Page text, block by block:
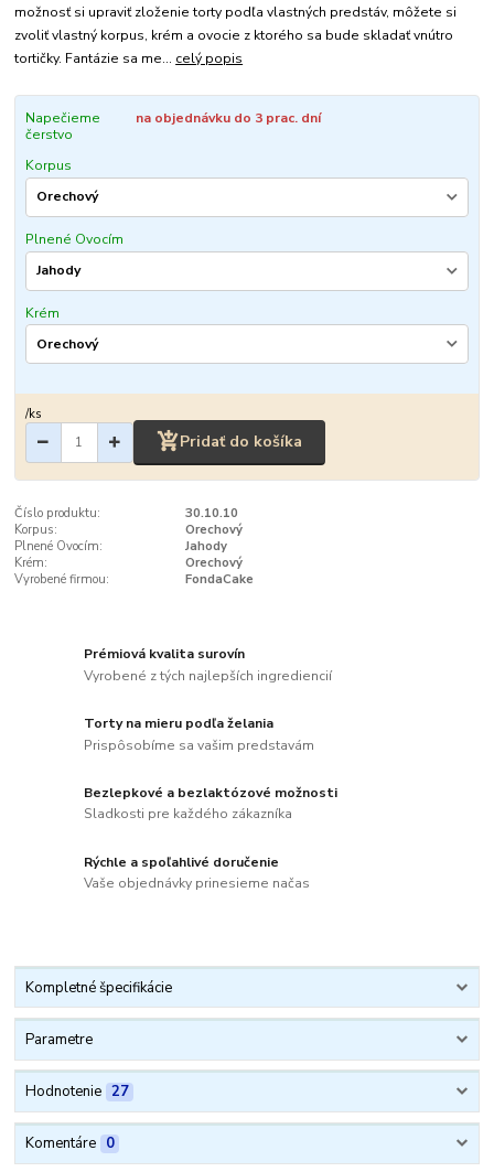
možnosť si upraviť zloženie torty podľa vlastných predstáv, môžete si
zvoliť vlastný korpus, krém a ovocie z ktorého sa bude skladať vnútro
tortičky. Fantázie sa me... celý popis
Napečieme
čerstvo
na objednávku do 3 prac. dní
Korpus
Plnené Ovocím
Krém
/ks
Pridať do košíka
Číslo produktu:
30.10.10
Korpus:
Orechový
Plnené Ovocím:
Jahody
Krém:
Orechový
Vyrobené firmou:
FondaCake
Prémiová kvalita surovín
Vyrobené z tých najlepších ingrediencií
Torty na mieru podľa želania
Prispôsobíme sa vašim predstavám
Bezlepkové a bezlaktózové možnosti
Sladkosti pre každého zákazníka
Rýchle a spoľahlivé doručenie
Vaše objednávky prinesieme načas
Kompletné špecifikácie
Parametre
Hodnotenie 27
Komentáre 0